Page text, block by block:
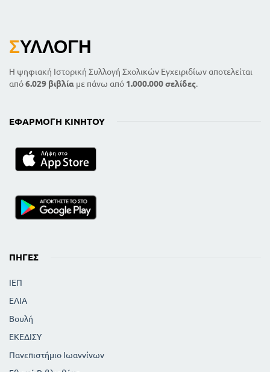
ΣΥΛΛΟΓΉ
Η ψηφιακή Ιστορική Συλλογή Σχολικών Εγχειριδίων αποτελείται
από6.029 βιβλία με πάνω από 1.000.000 σελίδες.
ΕΦΑΡΜΟΓΉ ΚΙΝΗΤΟΎ
ΠΗΓΈΣ
ΙΕΠ
ΕΛΙΑ
Βουλή
ΕΚΕΔΙΣΥ
Πανεπιστήμιο Ιωαννίνων